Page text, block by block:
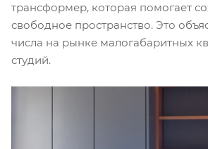
трансформер, которая помогает
свободное пространство. Это
числа на рынке малогабаритных
студий.